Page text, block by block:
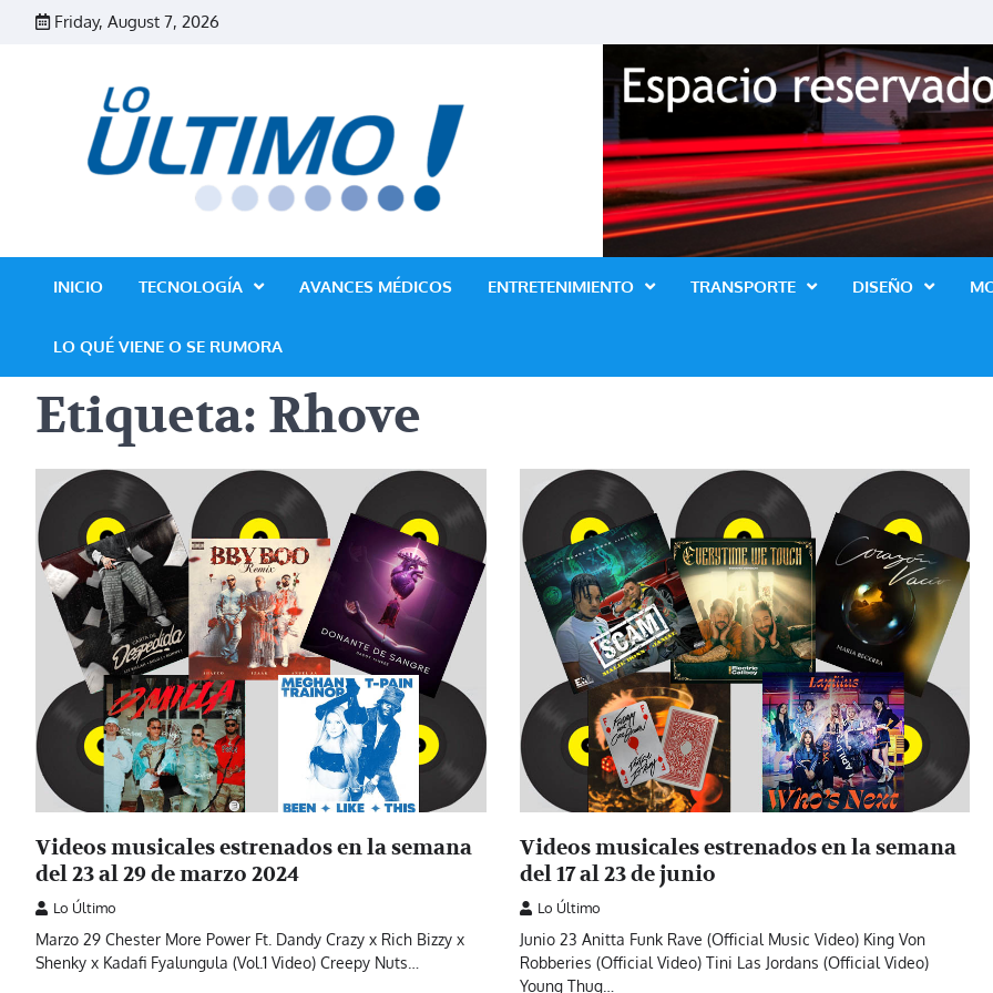
Friday, August 7, 2026
Revista Lo Ultimo
INICIO TECNOLOGÍA AVANCES MÉDICOS ENTRETENIMIENTO TRANSPORTE DISEÑO
LO QUÉ VIENE O SE RUMORA
Etiqueta: Rhove
Videos musicales estrenados en la semana
del 23 al 29 de marzo 2024
Lo Último
Marzo 29 Chester More Power Ft. Dandy Crazy x Rich Bizzy x
Shenky x Kadafi Fyalungula (Vol.1 Video) Creepy Nuts…
Videos musicales estrenados en la semana
del 17 al 23 de junio
Lo Último
Junio 23 Anitta Funk Rave (Official Music Video) King Von
Robberies (Official Video) Tini Las Jordans (Official Video)
Young Thug…